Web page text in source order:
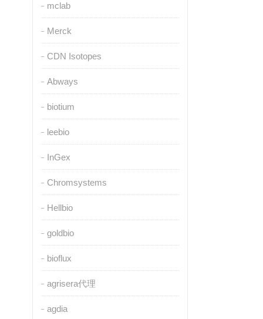
mclab
Merck
CDN Isotopes
Abways
biotium
leebio
InGex
Chromsystems
Hellbio
goldbio
bioflux
agrisera代理
agdia